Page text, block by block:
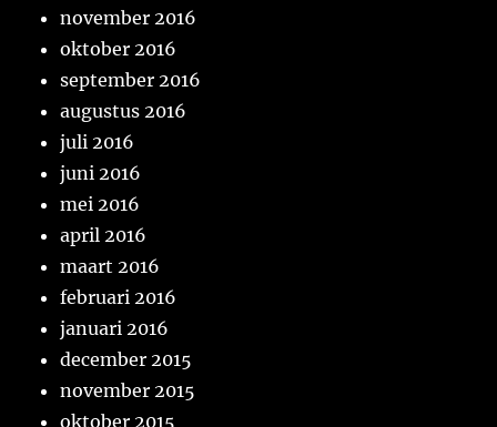
november 2016
oktober 2016
september 2016
augustus 2016
juli 2016
juni 2016
mei 2016
april 2016
maart 2016
februari 2016
januari 2016
december 2015
november 2015
oktober 2015